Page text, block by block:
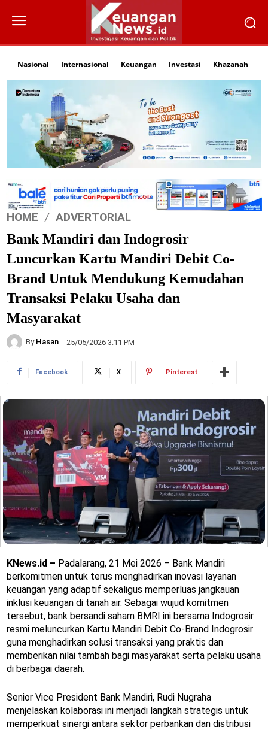
Nasional Internasional Keuangan Investasi Khazanah
HOME ADVERTORIAL
Bank Mandiri dan Indogrosir
Luncurkan Kartu Mandiri Debit Co-
Brand Untuk Mendukung Kemudahan
Transaksi Pelaku Usaha dan
Masyarakat
By Hasan 25/05/2026 3:11 PM
Facebook X Pinterest
KNews.id – Padalarang, 21 Mei 2026 – Bank Mandiri
berkomitmen untuk terus menghadirkan inovasi layanan
keuangan yang adaptif sekaligus memperluas jangkauan
inklusi keuangan di tanah air. Sebagai wujud komitmen
tersebut, bank bersandi saham BMRI ini bersama Indogrosir
resmi meluncurkan Kartu Mandiri Debit Co-Brand Indogrosir
guna menghadirkan solusi transaksi yang praktis dan
memberikan nilai tambah bagi masyarakat serta pelaku usaha
di berbagai daerah.
Senior Vice President Bank Mandiri, Rudi Nugraha
menjelaskan kolaborasi ini menjadi langkah strategis untuk
memperkuat sinergi antara sektor perbankan dan distribusi